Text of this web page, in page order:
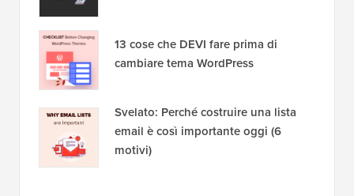
13 cose che DEVI fare prima di
cambiare tema WordPress
Svelato: Perché costruire una lista
email è così importante oggi (6
motivi)